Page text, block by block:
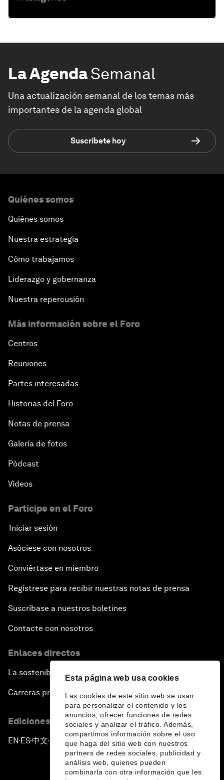
Esta página web usa cookies
Las cookies de este sitio web se usan
para personalizar el contenido y los
anuncios, ofrecer funciones de redes
sociales y analizar el tráfico. Además,
compartimos información sobre el uso
que haga del sitio web con nuestros
partners de redes sociales, publicidad y
análisis web, quienes pueden
combinarla con otra información que les
La AgendaSemanal
Una actualización semanal de los temas más
importantes de la agenda global
Suscríbete hoy
Quiénes somos
Quiénes somos
Nuestra estrategia
Cómo trabajamos
Liderazgo y gobernanza
Nuestra repercusión
Más información sobre el Foro
Centros
Reuniones
Partes interesadas
Historias del Foro
Notas de prensa
Galería de fotos
Pódcast
Vídeos
Participe en el Foro
Iniciar sesión
Asóciese con nosotros
Conviértase en miembro
Regístrese para recibir nuestras notas de prensa
Suscríbase a nuestros boletines
Contacte con nosotros
Enlaces directos
La sostenibilidad en el Foro
Carreras profesionales
Ediciones en otros idiomas
EN ▪ES▪中文▪ 日本語